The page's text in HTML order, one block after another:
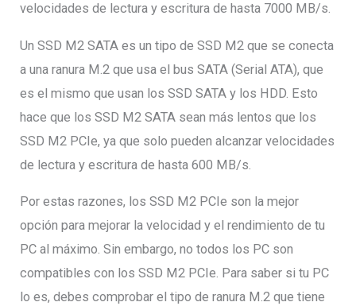
velocidades de lectura y escritura de hasta 7000 MB/s.
Un SSD M2 SATA es un tipo de SSD M2 que se conecta
a una ranura M.2 que usa el bus SATA (Serial ATA), que
es el mismo que usan los SSD SATA y los HDD. Esto
hace que los SSD M2 SATA sean más lentos que los
SSD M2 PCIe, ya que solo pueden alcanzar velocidades
de lectura y escritura de hasta 600 MB/s.
Por estas razones, los SSD M2 PCIe son la mejor
opción para mejorar la velocidad y el rendimiento de tu
PC al máximo. Sin embargo, no todos los PC son
compatibles con los SSD M2 PCIe. Para saber si tu PC
lo es, debes comprobar el tipo de ranura M.2 que tiene